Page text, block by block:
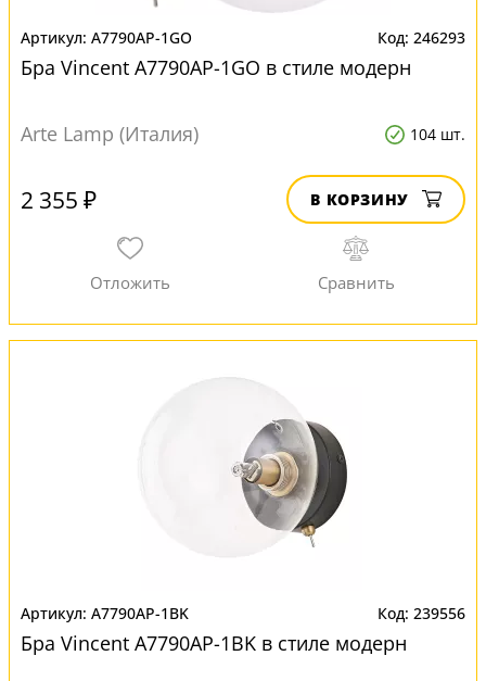
A7790AP-1GO 246293
Бра Vincent A7790AP-1GO в стиле модерн
Arte Lamp (Италия) 104 шт.
2 355 ₽ В КОРЗИНУ
A7790AP-1BK 239556
Бра Vincent A7790AP-1BK в стиле модерн